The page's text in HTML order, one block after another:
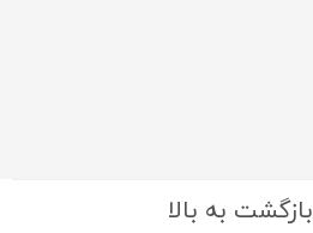
بازگشت به بالا